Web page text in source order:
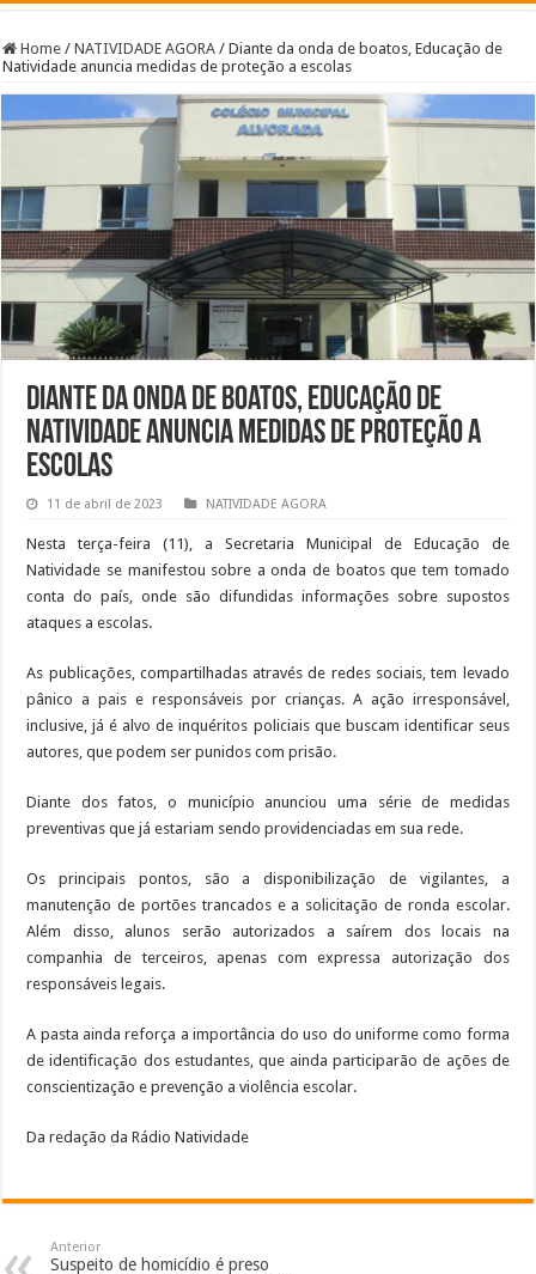
Home / NATIVIDADE AGORA / Diante da onda de boatos, Educação de
Natividade anuncia medidas de proteção a escolas
Diante da onda de boatos, Educação de
Natividade anuncia medidas de proteção a
escolas
11 de abril de 2023 NATIVIDADE AGORA
Nesta terça-feira (11), a Secretaria Municipal de Educação de
Natividade se manifestou sobre a onda de boatos que tem tomado
conta do país, onde são difundidas informações sobre supostos
ataques a escolas.
As publicações, compartilhadas através de redes sociais, tem levado
pânico a pais e responsáveis por crianças. A ação irresponsável,
inclusive, já é alvo de inquéritos policiais que buscam identificar seus
autores, que podem ser punidos com prisão.
Diante dos fatos, o município anunciou uma série de medidas
preventivas que já estariam sendo providenciadas em sua rede.
Os principais pontos, são a disponibilização de vigilantes, a
manutenção de portões trancados e a solicitação de ronda escolar.
Além disso, alunos serão autorizados a saírem dos locais na
companhia de terceiros, apenas com expressa autorização dos
responsáveis legais.
A pasta ainda reforça a importância do uso do uniforme como forma
de identificação dos estudantes, que ainda participarão de ações de
conscientização e prevenção a violência escolar.
Da redação da Rádio Natividade
Anterior
Suspeito de homicídio é preso